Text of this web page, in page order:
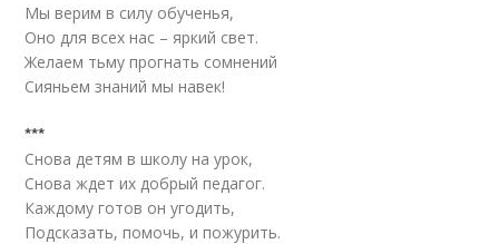
Мы верим в силу обученья,
Оно для всех нас – яркий свет.
Желаем тьму прогнать сомнений
Сияньем знаний мы навек!
***
Снова детям в школу на урок,
Снова ждет их добрый педагог.
Каждому готов он угодить,
Подсказать, помочь, и пожурить.